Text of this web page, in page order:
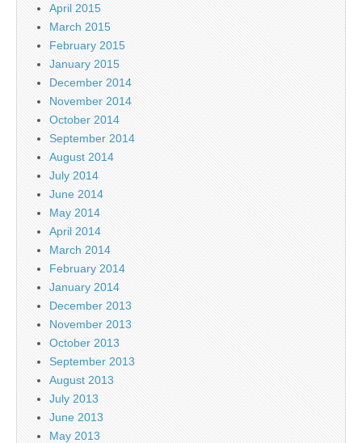
April 2015
March 2015
February 2015
January 2015
December 2014
November 2014
October 2014
September 2014
August 2014
July 2014
June 2014
May 2014
April 2014
March 2014
February 2014
January 2014
December 2013
November 2013
October 2013
September 2013
August 2013
July 2013
June 2013
May 2013